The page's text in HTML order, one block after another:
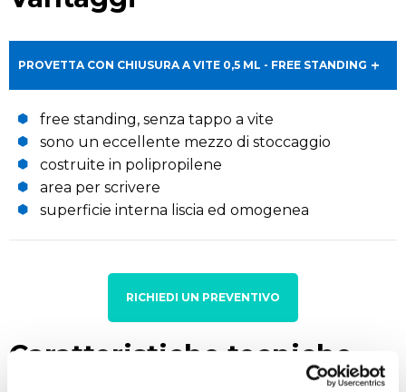
PROVETTA CON CHIUSURA A VITE 0,5 ML - FREE STANDING
free standing, senza tappo a vite
sono un eccellente mezzo di stoccaggio
costruite in polipropilene
area per scrivere
superficie interna liscia ed omogenea
RICHIEDI UN PREVENTIVO
Caratteristiche tecniche